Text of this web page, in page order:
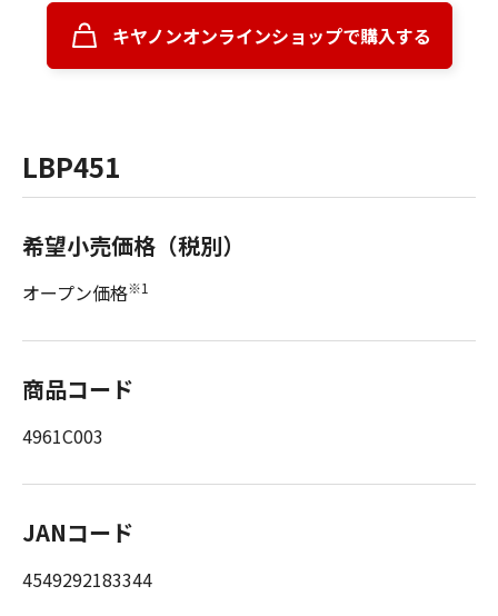
LBP451
希望小売価格（税別）
オープン価格※1
商品コード
4961C003
JANコード
4549292183344
キヤノンオンラインショップで購入する